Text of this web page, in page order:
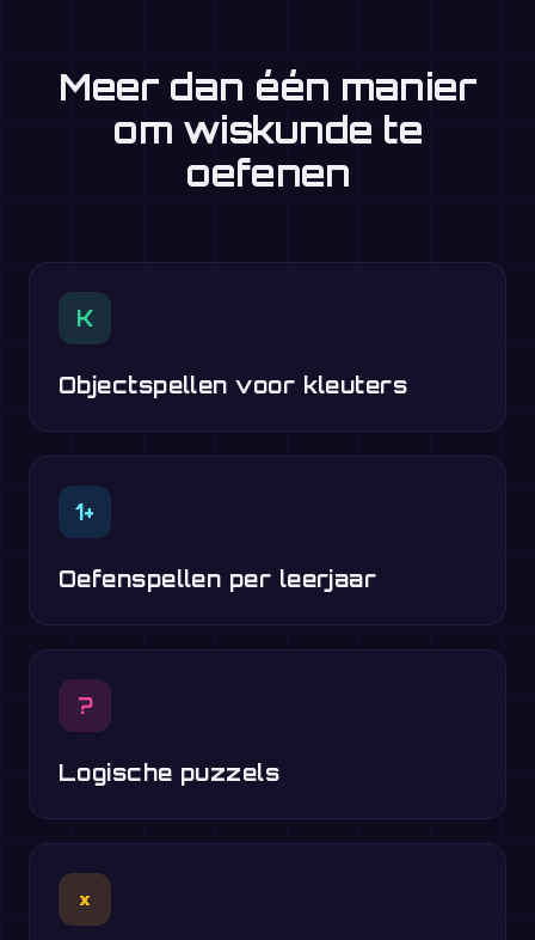
Meer dan één manier
om wiskunde te
oefenen
K
Objectspellen voor kleuters
1+
Oefenspellen per leerjaar
?
Logische puzzels
×